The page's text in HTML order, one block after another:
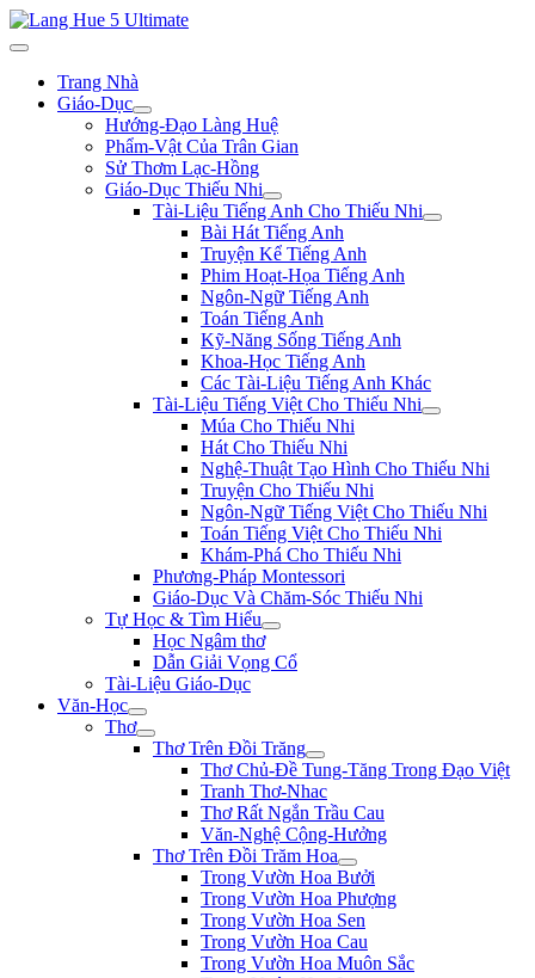
Trang Nhà
Giáo-Dục
Hướng-Đạo Làng Huệ
Phẩm-Vật Của Trân Gian
Sử Thơm Lạc-Hồng
Giáo-Dục Thiếu Nhi
Tài-Liệu Tiếng Anh Cho Thiếu Nhi
Bài Hát Tiếng Anh
Truyện Kể Tiếng Anh
Phim Hoạt-Họa Tiếng Anh
Ngôn-Ngữ Tiếng Anh
Toán Tiếng Anh
Kỹ-Năng Sống Tiếng Anh
Khoa-Học Tiếng Anh
Các Tài-Liệu Tiếng Anh Khác
Tài-Liệu Tiếng Việt Cho Thiếu Nhi
Múa Cho Thiếu Nhi
Hát Cho Thiếu Nhi
Nghệ-Thuật Tạo Hình Cho Thiếu Nhi
Truyện Cho Thiếu Nhi
Ngôn-Ngữ Tiếng Việt Cho Thiếu Nhi
Toán Tiếng Việt Cho Thiếu Nhi
Khám-Phá Cho Thiếu Nhi
Phương-Pháp Montessori
Giáo-Dục Và Chăm-Sóc Thiếu Nhi
Tự Học & Tìm Hiểu
Học Ngâm thơ
Dẫn Giải Vọng Cổ
Tài-Liệu Giáo-Dục
Văn-Học
Thơ
Thơ Trên Đồi Trăng
Thơ Chủ-Đề Tung-Tăng Trong Đạo Việt
Tranh Thơ-Nhac
Thơ Rất Ngắn Trầu Cau
Văn-Nghệ Cộng-Hưởng
Thơ Trên Đồi Trăm Hoa
Trong Vườn Hoa Bưởi
Trong Vườn Hoa Phượng
Trong Vườn Hoa Sen
Trong Vườn Hoa Cau
Trong Vườn Hoa Muôn Sắc